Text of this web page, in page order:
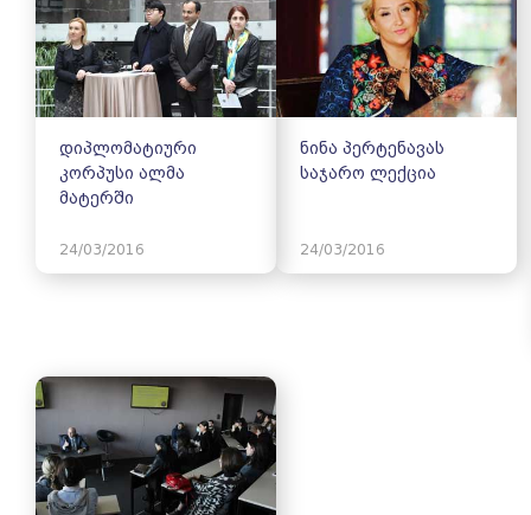
დიპლომატიური
კორპუსი ალმა
მატერში
24/03/2016
ნინა პერტენავას
საჯარო ლექცია
24/03/2016